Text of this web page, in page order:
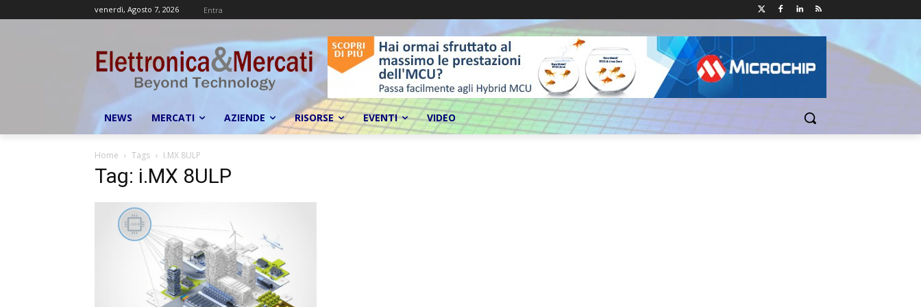
venerdì, Agosto 7, 2026 Entra
NEWS MERCATI AZIENDE RISORSE EVENTI VIDEO
Home Tags I.MX 8ULP
Tag: i.MX 8ULP